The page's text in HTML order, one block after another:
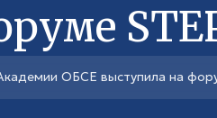
ОБСЕ выступила на